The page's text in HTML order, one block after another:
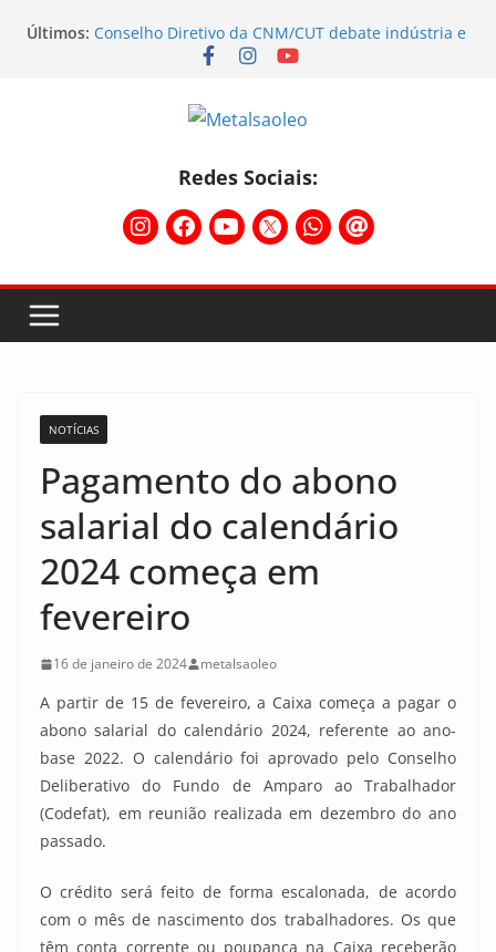
Últimos: Conselho Diretivo da CNM/CUT debate indústria e
mobilização dos metalúrgicos
Sindicato mobiliza trabalhadores da Nunes e da
salarial e mostra a força da categoria que exige
Nota de repúdio
Redes Sociais:
NOTÍCIAS
Pagamento do abono
salarial do calendário
2024 começa em
fevereiro
16 de janeiro de 2024 metalsaoleo
A partir de 15 de fevereiro, a Caixa começa a pagar o
abono salarial do calendário 2024, referente ao ano-
base 2022. O calendário foi aprovado pelo Conselho
Deliberativo do Fundo de Amparo ao Trabalhador
(Codefat), em reunião realizada em dezembro do ano
passado.
O crédito será feito de forma escalonada, de acordo
com o mês de nascimento dos trabalhadores. Os que
têm conta corrente ou poupança na Caixa receberão